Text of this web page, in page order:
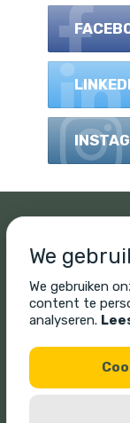
WOODSTOXX
We
We gebruiken
content te
analyseren.